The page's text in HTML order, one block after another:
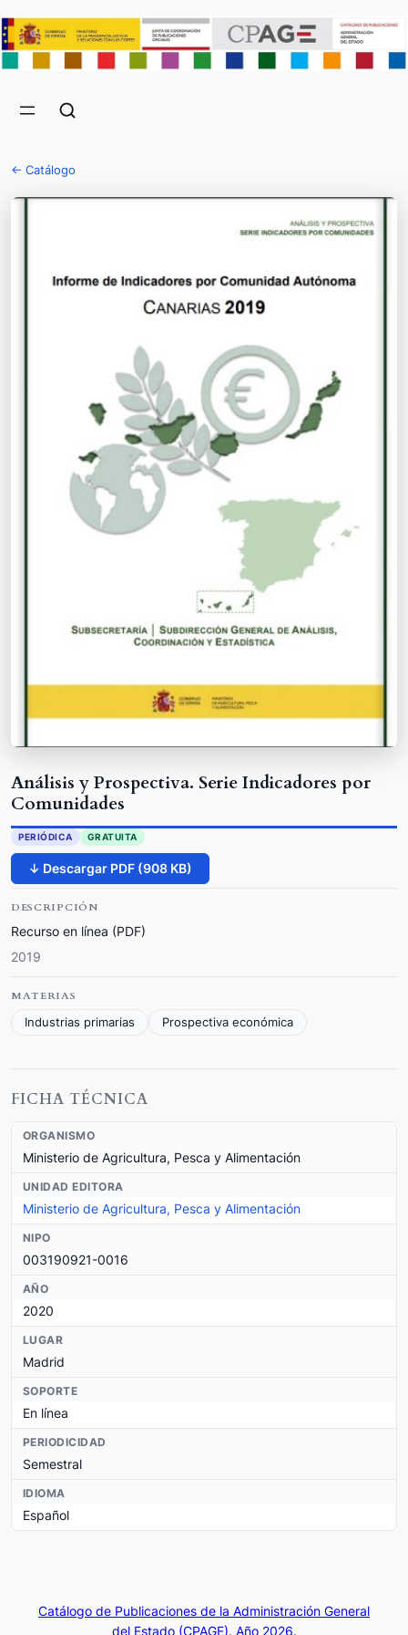
← Catálogo
Análisis y Prospectiva. Serie Indicadores por
Comunidades
PERIÓDICA GRATUITA
↓ Descargar PDF (908 KB)
DESCRIPCIÓN
Recurso en línea (PDF)
2019
MATERIAS
Industrias primarias
Prospectiva económica
FICHA TÉCNICA
ORGANISMO
Ministerio de Agricultura, Pesca y Alimentación
UNIDAD EDITORA
Ministerio de Agricultura, Pesca y Alimentación
NIPO
003190921-0016
AÑO
2020
LUGAR
Madrid
SOPORTE
En línea
PERIODICIDAD
Semestral
IDIOMA
Español
Catálogo de Publicaciones de la Administración General
del Estado (CPAGE). Año 2026.